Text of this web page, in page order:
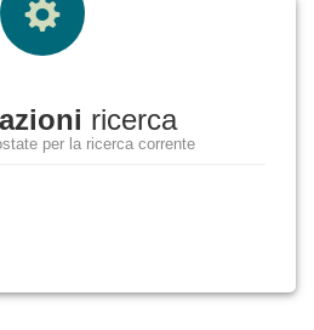
ricerca
per la ricerca corrente